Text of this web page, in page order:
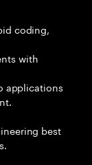
coding,
with
applications
best